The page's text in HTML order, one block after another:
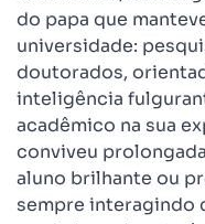
do papa que
universidade:
doutorados,
inteligência
acadêmico na sua
conviveu
aluno brilhante ou
sempre interagindo